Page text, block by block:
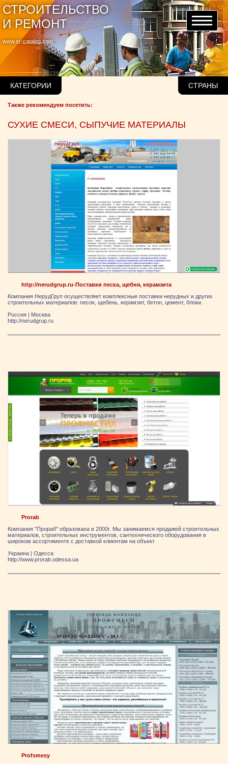
www.sr-catalog.com
СТРОИТЕЛЬСТВО
И РЕМОНТ
КАТЕГОРИИ СТРАНЫ
Также рекомендуем посетить:
СУХИЕ СМЕСИ, СЫПУЧИЕ МАТЕРИАЛЫ
http://nerudgrup.ru-Поставки песка, щебня, керамзита
Компания НерудГруп осуществляет комплексные поставки нерудных и других
строительных материалов: песок, щебень, керамзит, бетон, цемент, блоки.
Россия
Москва
http://nerudgrup.ru
Prorab
Компания "Прораб" образована в 2000г. Мы занимаемся продажей строительных
материалов, строительных инструментов, сантехнического оборудования в
широком ассортименте с доставкой клиентам на объект
Украина | Одесса
http://www.prorab.odessa.ua
Profsmesy